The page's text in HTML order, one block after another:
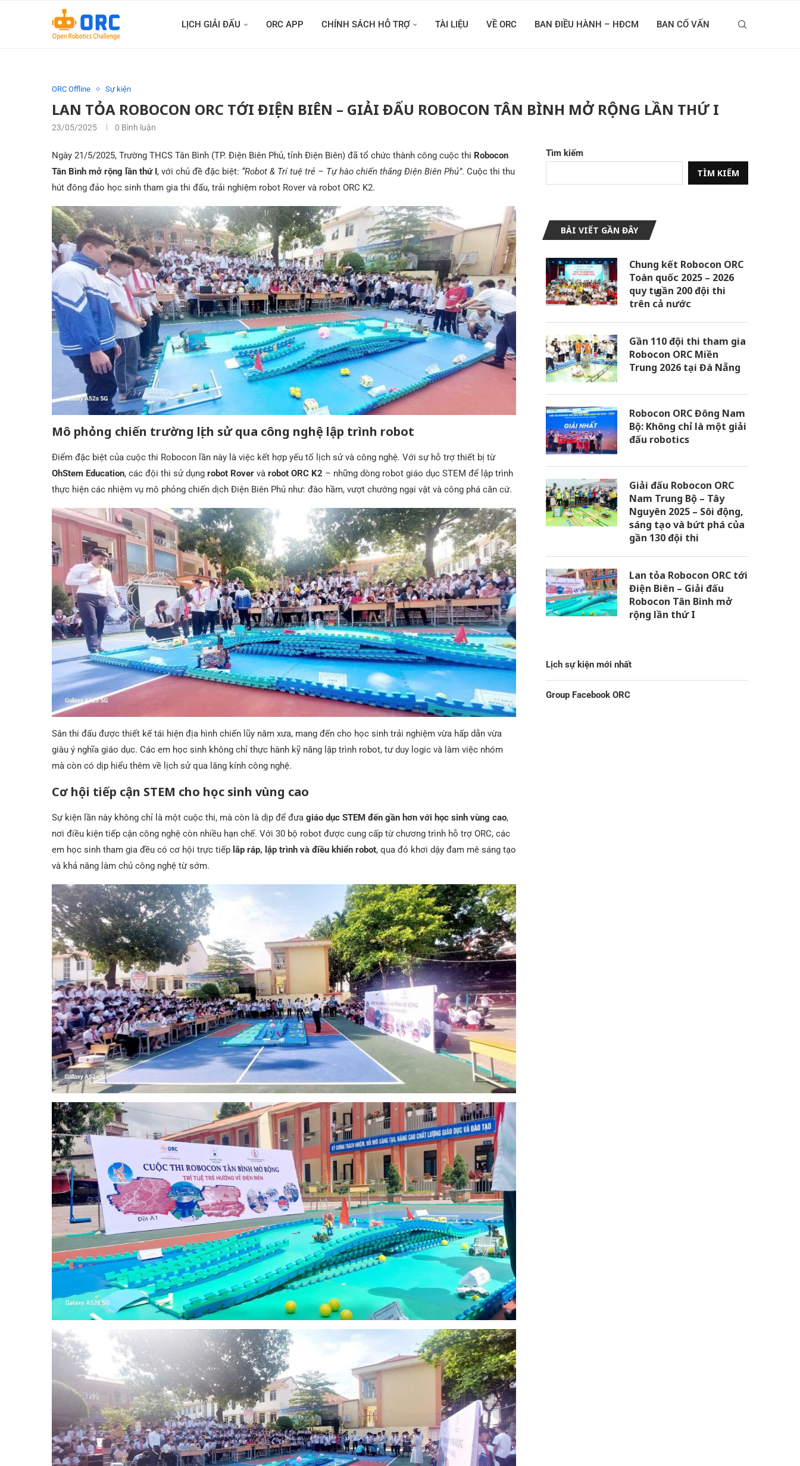
LỊCH GIẢI ĐẤU ORC APP CHÍNH SÁCH HỖ TRỢ TÀI LIỆU VỀ ORC BAN ĐIỀU HÀNH – HĐCM BAN CỐ VẤN
ORC Offline Sự kiện
LAN TỎA ROBOCON ORC TỚI ĐIỆN BIÊN – GIẢI ĐẤU ROBOCON TÂN BÌNH MỞ RỘNG LẦN THỨ I
23/05/2025 0 Bình luận
Ngày 21/5/2025, Trường THCS Tân Bình (TP. Điện Biên Phủ, tỉnh Điện Biên) đã tổ chức thành công cuộc thi Robocon
Tân Bình mở rộng lần thứ I, với chủ đề đặc biệt: “Robot & Trí tuệ trẻ – Tự hào chiến thắng Điện Biên Phủ”. Cuộc thi thu
hút đông đảo học sinh tham gia thi đấu, trải nghiệm robot Rover và robot ORC K2.
Mô phỏng chiến trường lịch sử qua công nghệ lập trình robot
Điểm đặc biệt của cuộc thi Robocon lần này là việc kết hợp yếu tố lịch sử và công nghệ. Với sự hỗ trợ thiết bị từ
OhStem Education, các đội thi sử dụng robot Rover và robot ORC K2 – những dòng robot giáo dục STEM để lập trình
thực hiện các nhiệm vụ mô phỏng chiến dịch Điện Biên Phủ như: đào hầm, vượt chướng ngại vật và công phá căn cứ.
Sân thi đấu được thiết kế tái hiện địa hình chiến lũy năm xưa, mang đến cho học sinh trải nghiệm vừa hấp dẫn vừa
giàu ý nghĩa giáo dục. Các em học sinh không chỉ thực hành kỹ năng lập trình robot, tư duy logic và làm việc nhóm
mà còn có dịp hiểu thêm về lịch sử qua lăng kính công nghệ.
Cơ hội tiếp cận STEM cho học sinh vùng cao
Sự kiện lần này không chỉ là một cuộc thi, mà còn là dịp để đưa giáo dục STEM đến gần hơn với học sinh vùng cao,
nơi điều kiện tiếp cận công nghệ còn nhiều hạn chế. Với 30 bộ robot được cung cấp từ chương trình hỗ trợ ORC, các
em học sinh tham gia đều có cơ hội trực tiếp lắp ráp, lập trình và điều khiển robot, qua đó khơi dậy đam mê sáng tạo
và khả năng làm chủ công nghệ từ sớm.
Tìm kiếm
TÌM KIẾM
BÀI VIẾT GẦN ĐÂY
Chung kết Robocon ORC
Toàn quốc 2025 – 2026
quy tụ gần 200 đội thi
trên cả nước
Gần 110 đội thi tham gia
Robocon ORC Miền
Trung 2026 tại Đà Nẵng
Robocon ORC Đông Nam
Bộ: Không chỉ là một giải
đấu robotics
Giải đấu Robocon ORC
Nam Trung Bộ – Tây
Nguyên 2025 – Sôi động,
sáng tạo và bứt phá của
gần 130 đội thi
Lan tỏa Robocon ORC tới
Điện Biên – Giải đấu
Robocon Tân Bình mở
rộng lần thứ I
Lịch sự kiện mới nhất
Group Facebook ORC